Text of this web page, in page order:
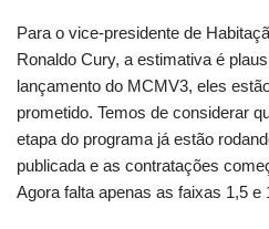
Para o vice-presidente de
Ronaldo Cury, a estimativa é
lançamento do MCMV3, eles
prometido. Temos de considerar
etapa do programa já estão
publicada e as contratações
Agora falta apenas as faixas 1,5 e